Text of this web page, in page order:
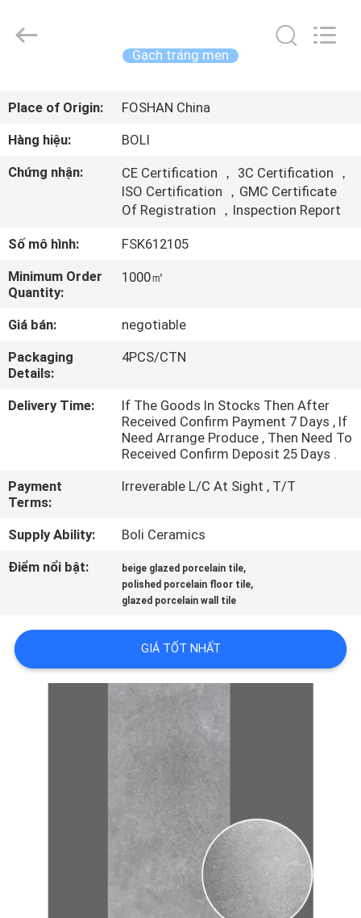
SẢN
PHẨM
VỀ
CHÚNG
TÔI
CHUYẾN
THAM
MÁY
KIỂM
SOÁT
LIÊN
CERAMICS
Gạch tráng men
Place of Origin:
FOSHAN China
Hàng hiệu:
BOLI
Chứng nhận:
CE Certification ， 3C Certification ，
ISO Certification ，GMC Certificate
Of Registration ，Inspection Report
Số mô hình:
FSK612105
Minimum Order
Quantity:
1000㎡
Giá bán:
negotiable
Packaging
Details:
4PCS/CTN
Delivery Time:
If The Goods In Stocks Then After
Received Confirm Payment 7 Days , If
Need Arrange Produce , Then Need To
Received Confirm Deposit 25 Days .
Payment
Terms:
Irreverable L/C At Sight , T/T
Supply Ability:
Boli Ceramics
Điểm nổi bật:
beige glazed porcelain tile,
polished porcelain floor tile,
glazed porcelain wall tile
GIÁ TỐT NHẤT